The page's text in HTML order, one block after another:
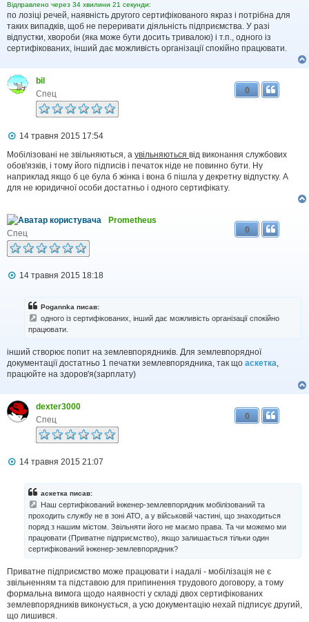
л
е
н
н
я
Відправлено через 34 хвилини 21 секунди:
по лозіці речей, наявність другого сертифікованого якраз і потрібна для
таких випадків, щоб не переривати діяльність підприємства. У разі
відпустки, хвороби (яка може бути досить тривалою) і т.п., одного із
сертифікованих, інший дає можливість організації спокійно працювати.
bil
Спец
0
П
в
і
д
о
м
н
н
я
14 травня 2015 17:54
Мобілізовані не звільняються, а увільняються від виконання службових
обов'язків, і тому його підписів і печаток ніде не повинно бути. Ну
наприклад якщо б це була б жінка і вона б пішла у декретну відпустку. А
для не юридичної особи достатньо і одного сертифікату.
Prometheus
Спец
0
П
е
н
н
14 травня 2015 18:18
Pogannka писав:
одного із сертифікованих, інший дає можливість організації спокійно
працювати.
інший створює попит на землевпорядників. Для землевпорядної
документації достатньо 1 печатки землевпорядника, так що аскетка,
працюйте на здоров'я(зарплату)
dexter3000
Спец
0
П
я
14 травня 2015 21:07
аскетка писав:
Наш сертифікований інженер-землевпорядник мобілізований та
проходить службу не в зоні АТО, а у військовій частині, що знаходиться
поряд з нашим містом. Звільняти його не маємо права. Та чи можемо ми
працювати (Приватне підприємство), якщо залишається тільки один
сертифікований інженер-землевпорядник?
Приватне підприємство може працювати і надалі - мобілізація не є
звільненням та підставою для припинення трудового договору, а тому
формальна вимога щодо наявності у складі двох сертифікованих
землевпорядників виконується, а усю документацію нехай підписує другий,
що лишився.